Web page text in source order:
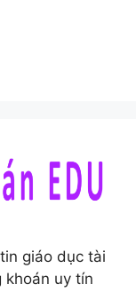
giáo dục tài
khoán uy tín